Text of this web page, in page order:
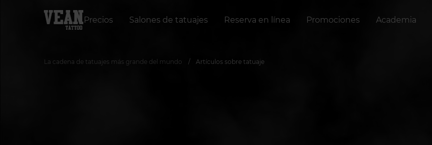
Precios Salones de tatuajes Reserva en línea Promociones Academia
La cadena de tatuajes más grande del mundo Artículos sobre tatuaje